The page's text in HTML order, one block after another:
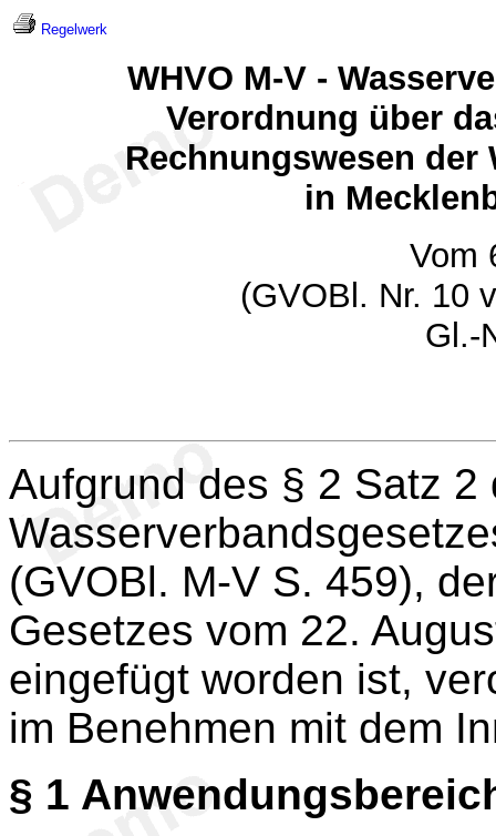
Regelwerk
WHVO M-V -
Verordnung über
Rechnungswesen der
in
Vom
(GVOBl. Nr. 10
Gl.-
Aufgrund des § 2 Satz 2
(GVOBl. M-V S. 459),
Gesetzes vom 22.
eingefügt worden ist,
im Benehmen mit dem
§ 1